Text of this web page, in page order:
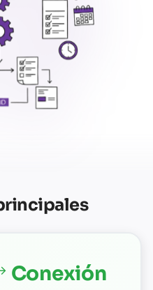
Conexión